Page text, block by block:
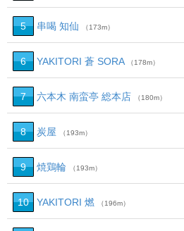
5 串喝 知仙 （173m）
6 YAKITORI 蒼 SORA （178m）
7 六本木 南蛮亭 総本店 （180m）
8 炭屋 （193m）
9 焼鶏輪 （193m）
10 YAKITORI 燃 （196m）